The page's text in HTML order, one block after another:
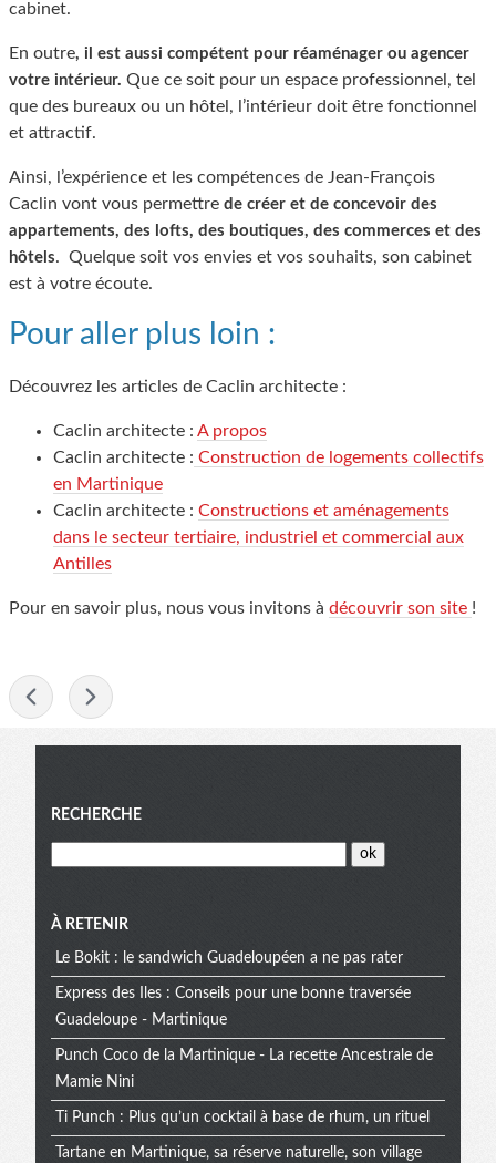
cabinet.
En outre, il est aussi compétent pour réaménager ou agencer
votre intérieur. Que ce soit pour un espace professionnel, tel
que des bureaux ou un hôtel, l’intérieur doit être fonctionnel
et attractif.
Ainsi, l’expérience et les compétences de Jean-François
Caclin vont vous permettre de créer et de concevoir des
appartements, des lofts, des boutiques, des commerces et des
hôtels. Quelque soit vos envies et vos souhaits, son cabinet
est à votre écoute.
Pour aller plus loin :
Découvrez les articles de Caclin architecte :
Caclin architecte : A propos
Caclin architecte : Construction de logements collectifs
en Martinique
Caclin architecte : Constructions et aménagements
dans le secteur tertiaire, industriel et commercial aux
Antilles
Pour en savoir plus, nous vous invitons à découvrir son site !
Menu
RECHERCHE
À RETENIR
Le Bokit : le sandwich Guadeloupéen a ne pas rater
Express des Iles : Conseils pour une bonne traversée
Guadeloupe - Martinique
Punch Coco de la Martinique - La recette Ancestrale de
Mamie Nini
Ti Punch : Plus qu’un cocktail à base de rhum, un rituel
Tartane en Martinique, sa réserve naturelle, son village